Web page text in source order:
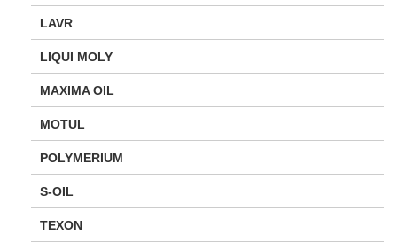
LAVR
LIQUI MOLY
MAXIMA OIL
MOTUL
POLYMERIUM
S-OIL
TEXON